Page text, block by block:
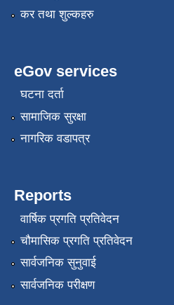
कर तथा शुल्कहरु
eGov services
घटना दर्ता
सामाजिक सुरक्षा
नागरिक वडापत्र
Reports
वार्षिक प्रगति प्रतिवेदन
चौमासिक प्रगति प्रतिवेदन
सार्वजनिक सुनुवाई
सार्वजनिक परीक्षण